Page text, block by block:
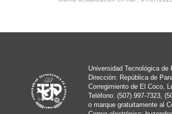
Universidad Tecnológica de
Dirección: República de
Corregimiento de El Coco,
Teléfono: (507) 997-7323,
o marque gratuitamente al